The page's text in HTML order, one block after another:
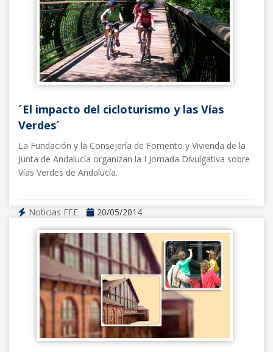
´El impacto del cicloturismo y las Vías
Verdes´
La Fundación y la Consejería de Fomento y Vivienda de la
Junta de Andalucía organizan la I Jornada Divulgativa sobre
Vías Verdes de Andalucía.
Noticias FFE 20/05/2014